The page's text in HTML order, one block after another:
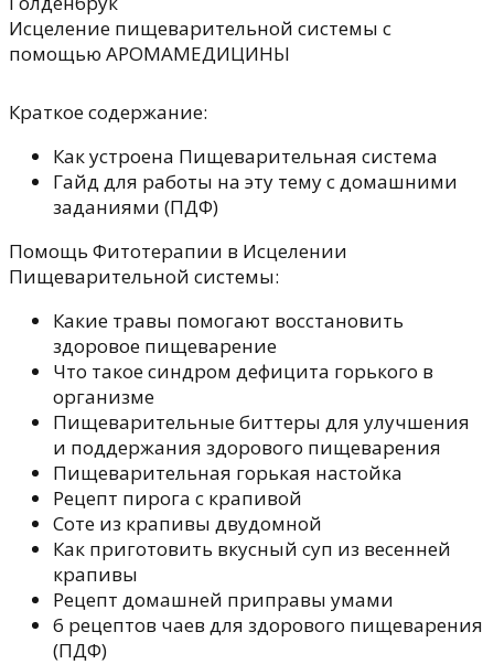
Исцеление пищеварительной системы с
помощью АРОМАМЕДИЦИНЫ
Краткое содержание:
Как устроена Пищеварительная система
Гайд для работы на эту тему с домашними
заданиями (ПДФ)
Помощь Фитотерапии в Исцелении
Пищеварительной системы:
Какие травы помогают восстановить
здоровое пищеварение
Что такое синдром дефицита горького в
организме
Пищеварительные биттеры для улучшения
и поддержания здорового пищеварения
Пищеварительная горькая настойка
Рецепт пирога с крапивой
Соте из крапивы двудомной
Как приготовить вкусный суп из весенней
крапивы
Рецепт домашней приправы умами
6 рецептов чаев для здорового пищеварения
(ПДФ)